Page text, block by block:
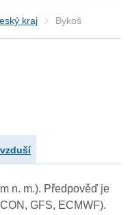
kraj Bykoš
n. m.). Předpověď je
GFS, ECMWF).